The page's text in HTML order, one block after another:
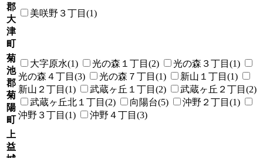
郡
大
津
町
美咲野３丁目(1)
菊
池
郡
菊
陽
町
大字原水(1) 光の森１丁目(2)
光の森３丁目(1)
光の森４丁目(3)
光の森７丁目(1)
新山１丁目(1)
新山２丁目(1)
武蔵ヶ丘１丁目(2)
武蔵ヶ丘２丁目(2)
武蔵ヶ丘北１丁目(2)
向陽台(5)
沖野２丁目(1)
沖野３丁目(1)
沖野４丁目(3)
上
益